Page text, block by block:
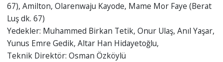
67), Amilton, Olarenwaju Kayode, Mame Mor Faye (Berat
Luş dk. 67)
Yedekler: Muhammed Birkan Tetik, Onur Ulaş, Anıl Yaşar,
Yunus Emre Gedik, Altar Han Hidayetoğlu,
Teknik Direktör: Osman Özköylü